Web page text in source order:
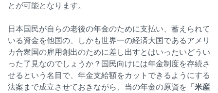
とが可能となります。
日本国民が自らの老後の年金のために支払い、蓄えられて
いる資金を他国の、しかも世界一の経済大国であるアメリ
カ合衆国の雇用創出のために差し出すとはいったいどうい
った了見なのでしょうか？国民向けには年金制度を存続さ
せるという名目で、年金支給額をカットできるようにする
法案まで成立させておきながら、当の年金の原資を 「米産